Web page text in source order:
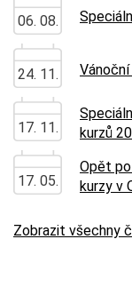
06. 08.
24. 11.
17. 11.
kurzů
17. 05.
Opět
kurzy v
Zobrazit všechny